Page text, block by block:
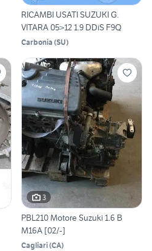
RICAMBI USATI SUZUKI G.
VITARA 05>12 1.9 DDiS F9Q
Carbonia (SU)
3
PBL210 Motore Suzuki 1.6 B
M16A [02/-]
Cagliari(CA)